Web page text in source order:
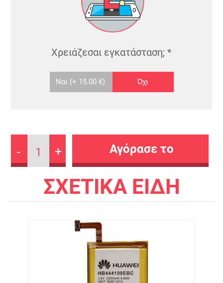
Χρειάζεσαι εγκατάσταση; *
Ναι (+ 15.00 €) Όχι
- 1 +
ΣΧΕΤΙΚΑ ΕΙΔΗ